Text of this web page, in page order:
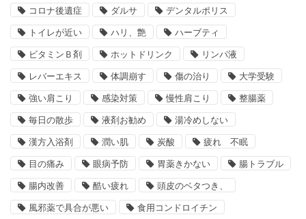
コロナ後遺症 ダルサ デンタルポリス
トイレが近い ハリ、艶 ハーブティ
ビタミンＢ剤 ホットドリンク リンパ液
レバーエキス 体調崩す 傷の治り 大学受験
強い肩こり 感染対策 慢性肩こり 整腸薬
毎日の散歩 液剤お勧め 湯冷めしない
漢方入浴剤 潤い肌 炭酸 疲れ 不眠
目の痛み 眼病予防 胃薬きかない 腸トラブル
腸内改善 酷い疲れ 頭皮のベタつき、
風邪薬で具合が悪い 食用コンドロイチン